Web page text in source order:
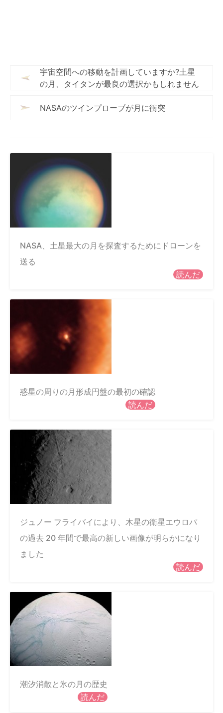
宇宙空間への移動を計画していますか?土星
の月、タイタンが最良の選択かもしれません
NASAのツインプローブが月に衝突
NASA、土星最大の月を探査するためにドローンを
送る
読んだ
惑星の周りの月形成円盤の最初の確認
読んだ
ジュノー フライバイにより、木星の衛星エウロパ
の過去 20 年間で最高の新しい画像が明らかになり
ました
読んだ
潮汐消散と氷の月の歴史
読んだ